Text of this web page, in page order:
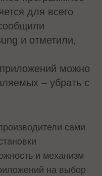
для всего
и отметили,
можно
– убрать с
сами
и механизм
на выбор